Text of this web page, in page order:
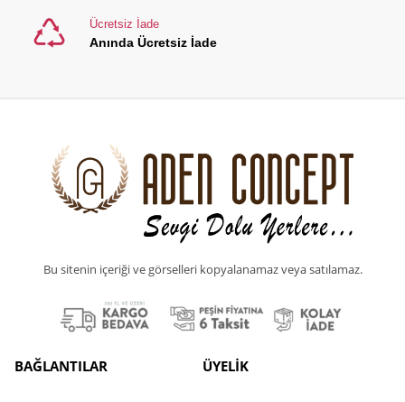
Ücretsiz İade
Anında Ücretsiz İade
Bu sitenin içeriği ve görselleri kopyalanamaz veya satılamaz.
BAĞLANTILAR ÜYELİK